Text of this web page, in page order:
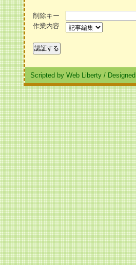
削除キー
作業内容
Scripted by Web Liberty /